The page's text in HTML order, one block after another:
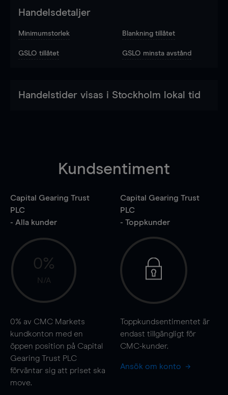
Handelsdetaljer
Minimumstorlek Blankning tillåtet
GSLO tillåtet GSLO minsta avstånd
Handelstider visas i Stockholm lokal tid
Kundsentiment
Capital Gearing Trust
PLC
- Alla kunder
0%
N/A
0% av CMC Markets
kundkonton med en
öppen position på Capital
Gearing Trust PLC
förväntar sig att priset ska
move.
Capital Gearing Trust
PLC
- Toppkunder
Toppkundsentimentet är
endast tillgängligt för
CMC-kunder.
Ansök om konto